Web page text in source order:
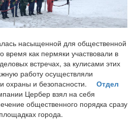
насыщенной для общественной
время как пермяки участвовали в
встречах, за кулисами этих
работу осуществляли
охраны и безопасности.
Отдел
Цербер взял на себя
общественного порядка сразу
города.